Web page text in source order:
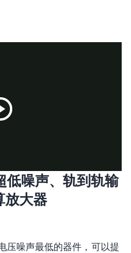
Video
低噪声、轨到轨输
放大器
压噪声最低的器件，可以提